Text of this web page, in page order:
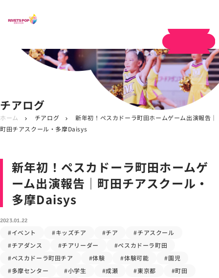
チアログ
ホーム chevron_right チアログ chevron_right
新年初！ペスカドーラ町田ホームゲーム出演報告｜
町田チアスクール・多摩Daisys
新年初！ペスカドーラ町田ホームゲ
ーム出演報告｜町田チアスクール・
多摩Daisys
2023.01.22
#イベント #キッズチア #チア
#チアスクール
#チアダンス
#チアリーダー
#ペスカドーラ町田
#ペスカドーラ町田チア
#体験 #体験可能
#園児
#多摩センター
#小学生 #成瀬 #東京都
#町田